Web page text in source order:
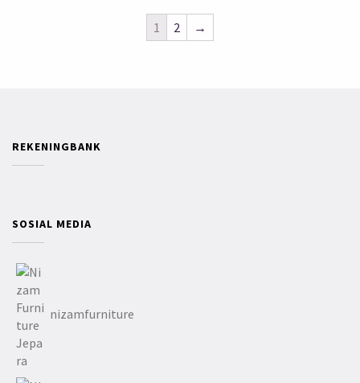
1 2 →
REKENINGBANK
SOSIAL MEDIA
nizamfurniture